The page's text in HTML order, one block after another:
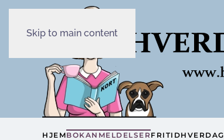
Skip to main content
HJEMBOKANMELDELSER FRITIDHVERDAG